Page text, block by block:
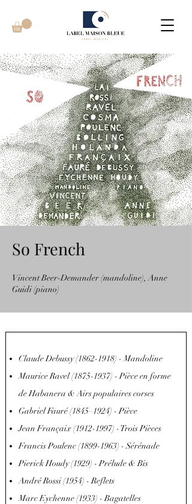
So French
Vincent Beer-Demander (mandoline), Anne
Guidi (piano)
Claude Debussy(1862-1918) - Mandoline
Maurice Ravel(1875-1937) - Pièce en forme
de Habanera & Airs populaires corses
Gabriel Fauré (1845–1924) - Pièce
Jean Françaix(1912-1997) - Trois Pièces
Francis Poulenc(1899-1963) - Sérénade
Pierick Houdy (1929) - Prélude & Bis
André Rossi (1954) - Reflets
Marc Eychenne (1933) - Bagatelles